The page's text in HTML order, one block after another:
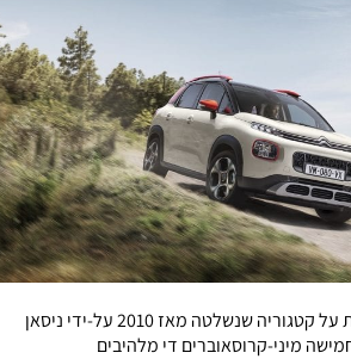
יצרניות הרכב מסתערות על קטגוריה שנשלטה מאז 2010 על-ידי ניסאן
מיני-קרוסאוברים די מלהיבים